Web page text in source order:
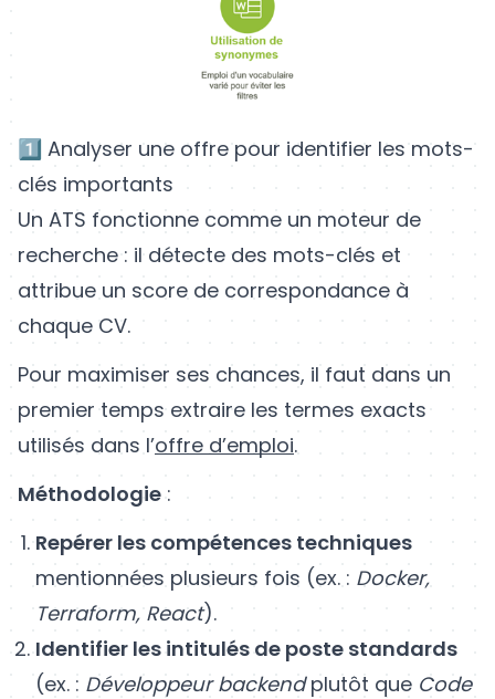
1️⃣ Analyser une offre pour identifier les mots-
clés importants
Un ATS fonctionne comme un moteur de
recherche : il détecte des mots-clés et
attribue un score de correspondance à
chaque CV.
Pour maximiser ses chances, il faut dans un
premier temps extraire les termes exacts
utilisés dans l’offre d’emploi.
Méthodologie :
Repérer les compétences techniques
mentionnées plusieurs fois (ex. : Docker,
Terraform, React).
Identifier les intitulés de poste standards
(ex. : Développeur backendplutôt que Code